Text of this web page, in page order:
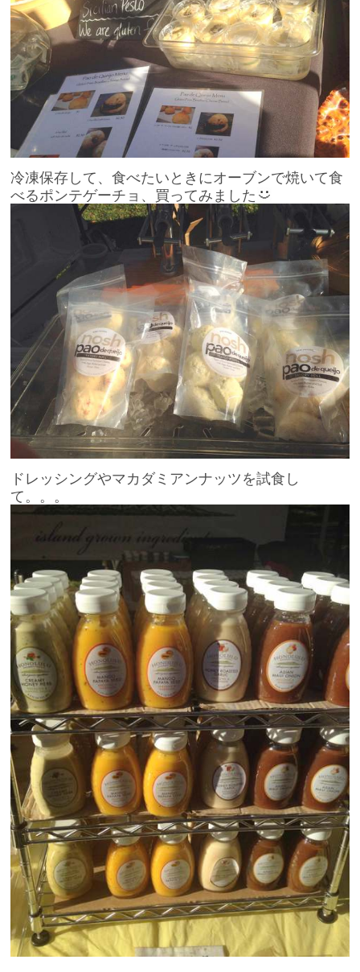
冷凍保存して、食べたいときにオーブンで焼いて食
べるポンテゲーチョ、買ってみました
ドレッシングやマカダミアンナッツを試食し
て。。。